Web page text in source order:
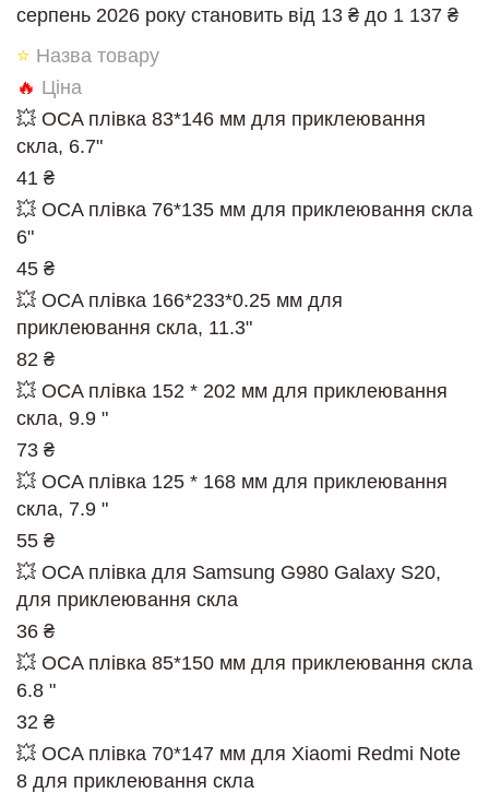
серпень 2026 року становить від 13 ₴ до 1 137 ₴
⭐ Назва товару
🔥 Ціна
💥 OCA плівка 83*146 мм для приклеювання
скла, 6.7"
41 ₴
💥 OCA плівка 76*135 мм для приклеювання скла
6"
45 ₴
💥 OCA плівка 166*233*0.25 мм для
приклеювання скла, 11.3"
82 ₴
💥 OCA плівка 152 * 202 мм для приклеювання
скла, 9.9 "
73 ₴
💥 OCA плівка 125 * 168 мм для приклеювання
скла, 7.9 "
55 ₴
💥 OCA плівка для Samsung G980 Galaxy S20,
для приклеювання скла
36 ₴
💥 OCA плівка 85*150 мм для приклеювання скла
6.8 "
32 ₴
💥 OCA плівка 70*147 мм для Xiaomi Redmi Note
8 для приклеювання скла